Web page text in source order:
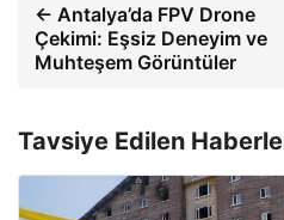
← Antalya’da FPV Drone
Çekimi: Eşsiz Deneyim ve
Muhteşem Görüntüler
Tavsiye Edilen